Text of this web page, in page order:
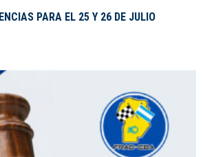
PARA EL 25 Y 26 DE JULIO